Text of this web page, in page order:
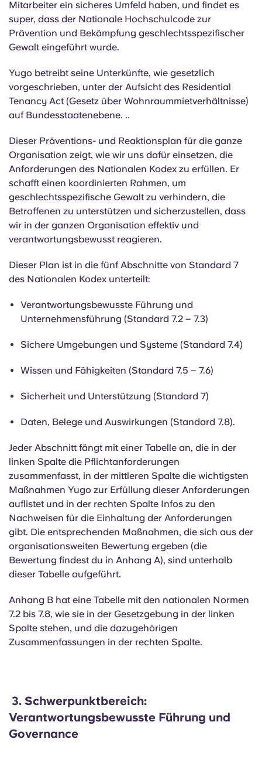
Mitarbeiter ein sicheres Umfeld haben, und findet es
super, dass der Nationale Hochschulcode zur
Prävention und Bekämpfung geschlechtsspezifischer
Gewalt eingeführt wurde.
Yugo betreibt seine Unterkünfte, wie gesetzlich
vorgeschrieben, unter der Aufsicht des Residential
Tenancy Act (Gesetz über Wohnraummietverhältnisse)
auf Bundesstaatenebene. ..
Dieser Präventions- und Reaktionsplan für die ganze
Organisation zeigt, wie wir uns dafür einsetzen, die
Anforderungen des Nationalen Kodex zu erfüllen. Er
schafft einen koordinierten Rahmen, um
geschlechtsspezifische Gewalt zu verhindern, die
Betroffenen zu unterstützen und sicherzustellen, dass
wir in der ganzen Organisation effektiv und
verantwortungsbewusst reagieren.
Dieser Plan ist in die fünf Abschnitte von Standard 7
des Nationalen Kodex unterteilt:
Verantwortungsbewusste Führung und
Unternehmensführung (Standard 7.2 – 7.3)
Sichere Umgebungen und Systeme (Standard 7.4)
Wissen und Fähigkeiten (Standard 7.5 – 7.6)
Sicherheit und Unterstützung (Standard 7)
Daten, Belege und Auswirkungen (Standard 7.8).
Jeder Abschnitt fängt mit einer Tabelle an, die in der
linken Spalte die Pflichtanforderungen
zusammenfasst, in der mittleren Spalte die wichtigsten
Maßnahmen Yugo zur Erfüllung dieser Anforderungen
auflistet und in der rechten Spalte Infos zu den
Nachweisen für die Einhaltung der Anforderungen
gibt. Die entsprechenden Maßnahmen, die sich aus der
organisationsweiten Bewertung ergeben (die
Bewertung findest du in Anhang A), sind unterhalb
dieser Tabelle aufgeführt.
Anhang B hat eine Tabelle mit den nationalen Normen
7.2 bis 7.8, wie sie in der Gesetzgebung in der linken
Spalte stehen, und die dazugehörigen
Zusammenfassungen in der rechten Spalte.
3. Schwerpunktbereich:
Verantwortungsbewusste Führung und
Governance